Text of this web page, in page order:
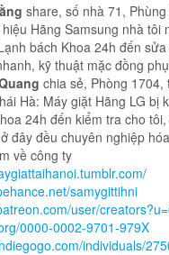
share, số nhà 71,
Hãng Samsung nhà tôi
bách Khoa 24h đến
kỹ thuật mặc đồng
chia sẻ, Phòng 1704,
Hà: Máy giặt Hãng LG bị
24h đến kiểm tra cho
đây đều chuyên nghiệp
về công ty
samygittihni
user/
0000-0002-9701-979X
individuals/